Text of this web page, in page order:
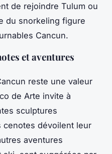
de rejoindre Tulum ou
du snorkeling figure
Cancun.
et aventures
reste une valeur
de Arte invite à
sculptures
cenotes dévoilent leur
aventures